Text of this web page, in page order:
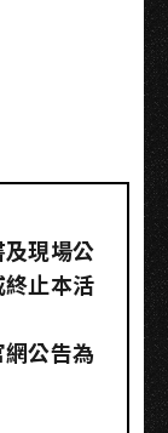
現場公
止本活
公告為